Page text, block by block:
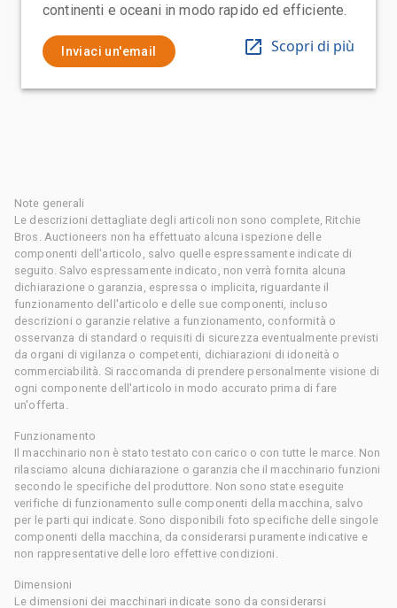
continenti e oceani in modo rapido ed efficiente.
Inviaci un'email Scopri di più
Note generali
Le descrizioni dettagliate degli articoli non sono complete, Ritchie
Bros. Auctioneers non ha effettuato alcuna ispezione delle
componenti dell'articolo, salvo quelle espressamente indicate di
seguito. Salvo espressamente indicato, non verrà fornita alcuna
dichiarazione o garanzia, espressa o implicita, riguardante il
funzionamento dell'articolo e delle sue componenti, incluso
descrizioni o garanzie relative a funzionamento, conformità o
osservanza di standard o requisiti di sicurezza eventualmente previsti
da organi di vigilanza o competenti, dichiarazioni di idoneità o
commerciabilità. Si raccomanda di prendere personalmente visione di
ogni componente dell'articolo in modo accurato prima di fare
un'offerta.
Funzionamento
Il macchinario non è stato testato con carico o con tutte le marce. Non
rilasciamo alcuna dichiarazione o garanzia che il macchinario funzioni
secondo le specifiche del produttore. Non sono state eseguite
verifiche di funzionamento sulle componenti della macchina, salvo
per le parti qui indicate. Sono disponibili foto specifiche delle singole
componenti della macchina, da considerarsi puramente indicative e
non rappresentative delle loro effettive condizioni.
Dimensioni
Le dimensioni dei macchinari indicate sono da considerarsi